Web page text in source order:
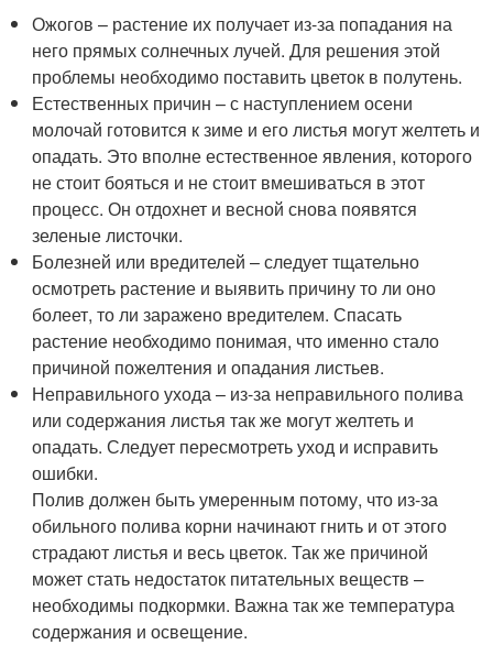
Ожогов – растение их получает из-за попадания на
него прямых солнечных лучей. Для решения этой
проблемы необходимо поставить цветок в полутень.
Естественных причин – с наступлением осени
молочай готовится к зиме и его листья могут желтеть и
опадать. Это вполне естественное явления, которого
не стоит бояться и не стоит вмешиваться в этот
процесс. Он отдохнет и весной снова появятся
зеленые листочки.
Болезней или вредителей – следует тщательно
осмотреть растение и выявить причину то ли оно
болеет, то ли заражено вредителем. Спасать
растение необходимо понимая, что именно стало
причиной пожелтения и опадания листьев.
Неправильного ухода – из-за неправильного полива
или содержания листья так же могут желтеть и
опадать. Следует пересмотреть уход и исправить
ошибки.
Полив должен быть умеренным потому, что из-за
обильного полива корни начинают гнить и от этого
страдают листья и весь цветок. Так же причиной
может стать недостаток питательных веществ –
необходимы подкормки. Важна так же температура
содержания и освещение.